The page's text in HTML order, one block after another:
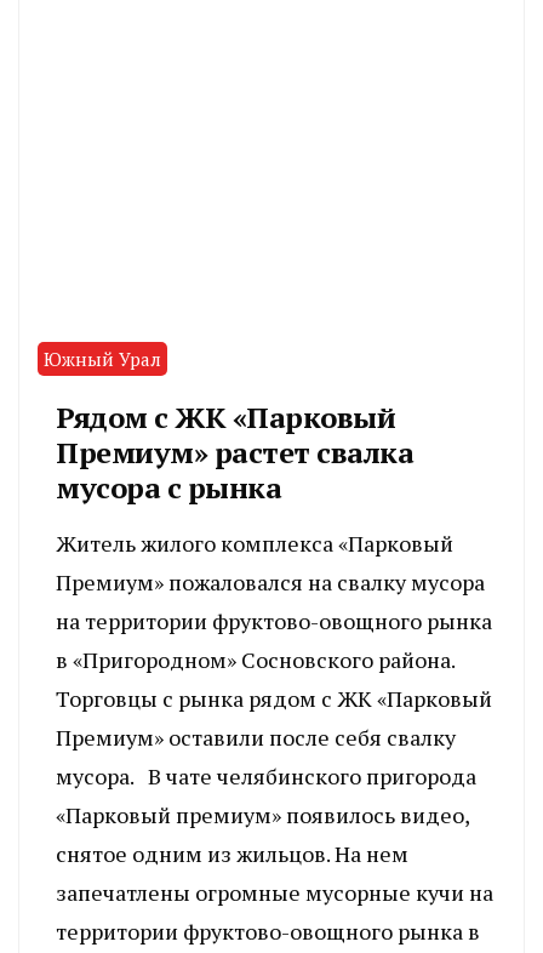
Южный Урал
Рядом с ЖК «Парковый
Премиум» растет свалка
мусора с рынка
Житель жилого комплекса «Парковый
Премиум» пожаловался на свалку мусора
на территории фруктово-овощного рынка
в «Пригородном» Сосновского района.
Торговцы с рынка рядом с ЖК «Парковый
Премиум» оставили после себя свалку
мусора. В чате челябинского пригорода
«Парковый премиум» появилось видео,
снятое одним из жильцов. На нем
запечатлены огромные мусорные кучи на
территории фруктово-овощного рынка в